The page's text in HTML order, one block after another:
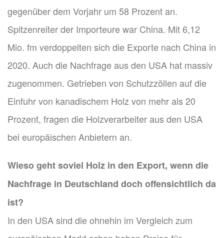
gegenüber dem Vorjahr um 58 Prozent an.
Spitzenreiter der Importeure war China. Mit 6,12
Mio. fm verdoppelten sich die Exporte nach China in
2020. Auch die Nachfrage aus den USA hat massiv
zugenommen. Getrieben von Schutzzöllen auf die
Einfuhr von kanadischem Holz von mehr als 20
Prozent, fragen die Holzverarbeiter aus den USA
bei europäischen Anbietern an.
Wieso geht soviel Holz in den Export, wenn die
Nachfrage in Deutschland doch offensichtlich da
ist?
In den USA sind die ohnehin im Vergleich zum